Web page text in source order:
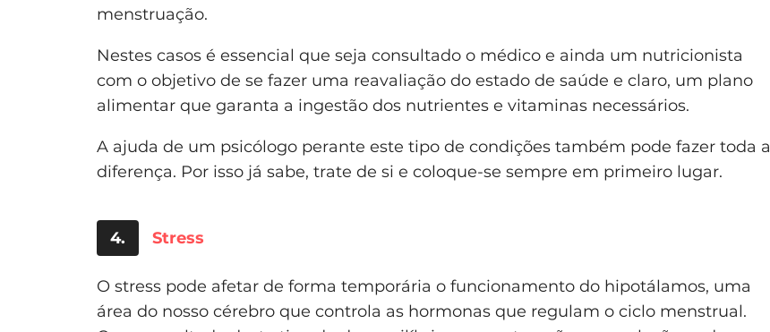
menstruação.
Nestes casos é essencial que seja consultado o médico e ainda um nutricionista
com o objetivo de se fazer uma reavaliação do estado de saúde e claro, um plano
alimentar que garanta a ingestão dos nutrientes e vitaminas necessários.
A ajuda de um psicólogo perante este tipo de condições também pode fazer toda a
diferença. Por isso já sabe, trate de si e coloque-se sempre em primeiro lugar.
4. Stress
O stress pode afetar de forma temporária o funcionamento do hipotálamos, uma
área do nosso cérebro que controla as hormonas que regulam o ciclo menstrual.